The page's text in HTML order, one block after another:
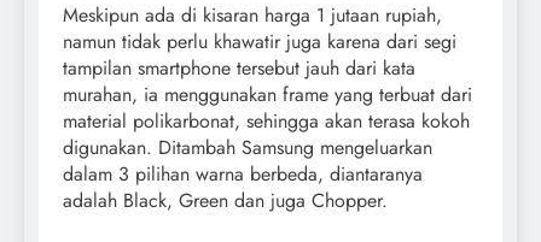
Meskipun ada di kisaran harga 1 jutaan rupiah,
namun tidak perlu khawatir juga karena dari segi
tampilan smartphone tersebut jauh dari kata
murahan, ia menggunakan frame yang terbuat dari
material polikarbonat, sehingga akan terasa kokoh
digunakan. Ditambah Samsung mengeluarkan
dalam 3 pilihan warna berbeda, diantaranya
adalah Black, Green dan juga Chopper.